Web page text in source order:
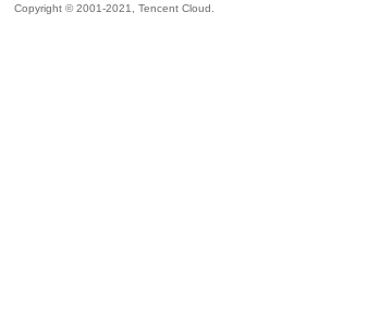
Copyright © 2001-2021, Tencent Cloud.